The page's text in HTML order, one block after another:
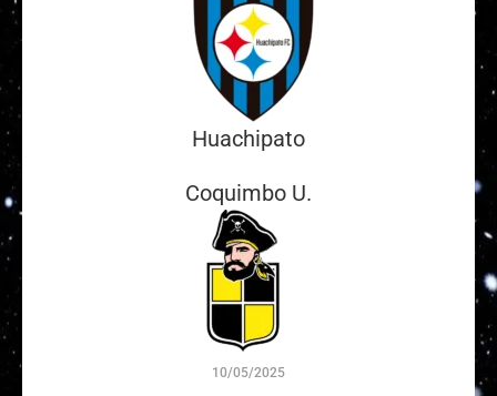
Huachipato
Coquimbo U.
10/05/2025